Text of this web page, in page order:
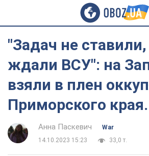
"Задач не
ждали ВСУ": на
взяли в плен
Приморского
Анна Паскевич
War
14.10.2023 15:23
33,0 т.